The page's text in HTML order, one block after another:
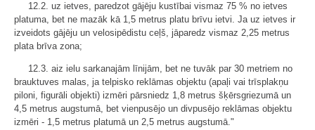
12.2. uz ietves, paredzot gājēju kustībai vismaz 75 % no ietves
platuma, bet ne mazāk kā 1,5 metrus platu brīvu ietvi. Ja uz ietves ir
izveidots gājēju un velosipēdistu ceļš, jāparedz vismaz 2,25 metrus
plata brīva zona;
12.3. aiz ielu sarkanajām līnijām, bet ne tuvāk par 30 metriem no
brauktuves malas, ja telpisko reklāmas objektu (apaļi vai trīsplakņu
piloni, figurāli objekti) izmēri pārsniedz 1,8 metrus šķērsgriezumā un
4,5 metrus augstumā, bet vienpusējo un divpusējo reklāmas objektu
izmēri - 1,5 metrus platumā un 2,5 metrus augstumā."